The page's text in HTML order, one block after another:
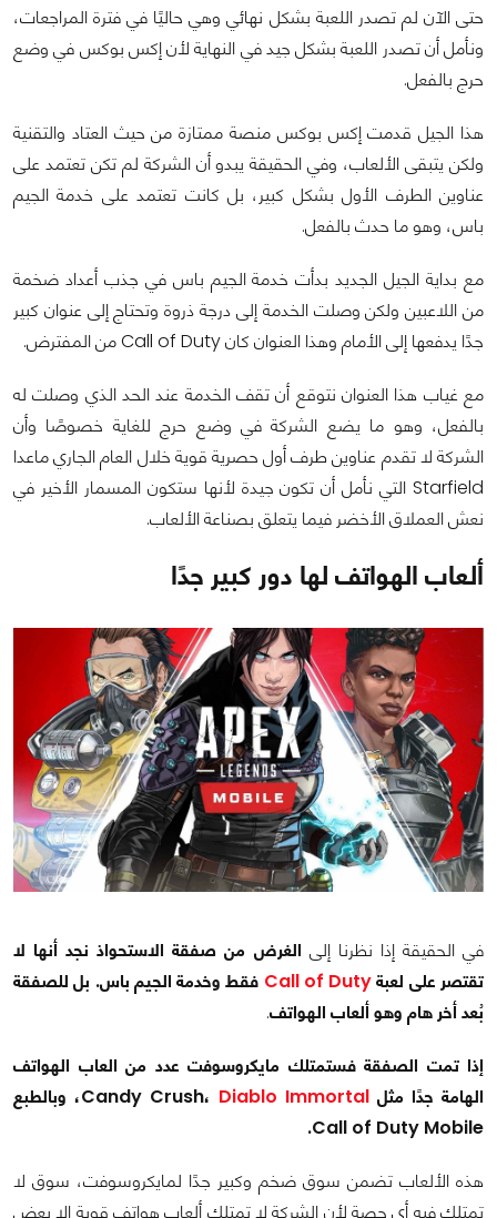
حتى الآن لم تصدر اللعبة بشكل نهائي وهي حاليًا في فترة المراجعات،
ونأمل أن تصدر اللعبة بشكل جيد في النهاية لأن إكس بوكس في وضع
حرج بالفعل.
هذا الجيل قدمت إكس بوكس منصة ممتازة من حيث العتاد والتقنية
ولكن يتبقى الألعاب، وفي الحقيقة يبدو أن الشركة لم تكن تعتمد على
عناوين الطرف الأول بشكل كبير، بل كانت تعتمد على خدمة الجيم
باس، وهو ما حدث بالفعل.
مع بداية الجيل الجديد بدأت خدمة الجيم باس في جذب أعداد ضخمة
من اللاعبين ولكن وصلت الخدمة إلى درجة ذروة وتحتاج إلى عنوان كبير
جدًا يدفعها إلى الأمام وهذا العنوان كان Call of Duty من المفترض.
مع غياب هذا العنوان نتوقع أن تقف الخدمة عند الحد الذي وصلت له
بالفعل، وهو ما يضع الشركة في وضع حرج للغاية خصوصًا وأن
الشركة لا تقدم عناوين طرف أول حصرية قوية خلال العام الجاري ماعدا
Starfield التي نأمل أن تكون جيدة لأنها ستكون المسمار الأخير في
نعش العملاق الأخضر فيما يتعلق بصناعة الألعاب.
ألعاب الهواتف لها دور كبير جدًا
في الحقيقة إذا نظرنا إلى الغرض من صفقة الاستحواذ نجد أنها لا
تقتصر على لعبةCall of Duty فقط وخدمة الجيم باس. بل للصفقة
بُعد أخر هام وهو ألعاب الهواتف.
إذا تمت الصفقة فستمتلك مايكروسوفت عدد من العاب الهواتف
الهامة جدًا مثل Candy Crush،
Diablo Immortal
، وبالطبع
Call of Duty Mobile.
هذه الألعاب تضمن سوق ضخم وكبير جدًا لمايكروسوفت، سوق لا
تمتلك فيه أي حصة لأن الشركة لا تمتلك ألعاب هواتف قوية إلا بعض